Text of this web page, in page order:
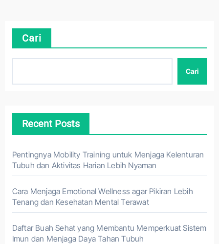
Cari
Cari
Recent Posts
Pentingnya Mobility Training untuk Menjaga Kelenturan
Tubuh dan Aktivitas Harian Lebih Nyaman
Cara Menjaga Emotional Wellness agar Pikiran Lebih
Tenang dan Kesehatan Mental Terawat
Daftar Buah Sehat yang Membantu Memperkuat Sistem
Imun dan Menjaga Daya Tahan Tubuh